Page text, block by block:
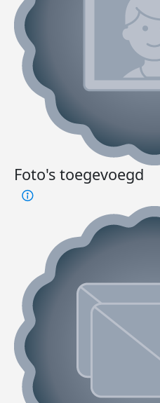
Foto's toegevoegd